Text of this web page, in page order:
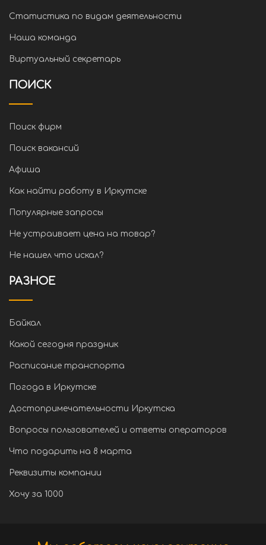
Статистика по видам деятельности
Наша команда
Виртуальный секретарь
ПОИСК
Поиск фирм
Поиск вакансий
Афиша
Как найти работу в Иркутске
Популярные запросы
Не устраивает цена на товар?
Не нашел что искал?
РАЗНОЕ
Байкал
Какой сегодня праздник
Расписание транспорта
Погода в Иркутске
Достопримечательности Иркутска
Вопросы пользователей и ответы операторов
Что подарить на 8 марта
Реквизиты компании
Хочу за 1000